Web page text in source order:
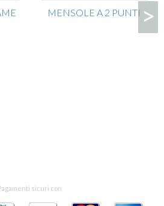
MENSOLE A 2 PUNTI >
sicuri con